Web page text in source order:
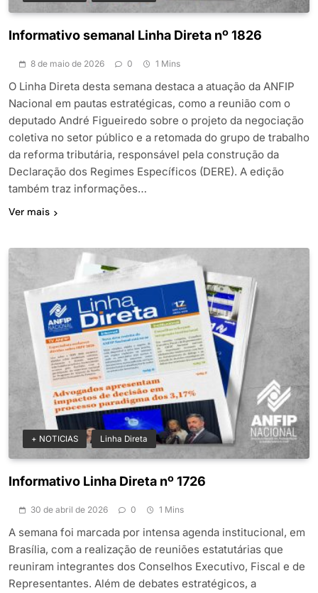
Informativo semanal Linha Direta nº 1826
8 de maio de 2026 0 1 Mins
O Linha Direta desta semana destaca a atuação da ANFIP
Nacional em pautas estratégicas, como a reunião com o
deputado André Figueiredo sobre o projeto da negociação
coletiva no setor público e a retomada do grupo de trabalho
da reforma tributária, responsável pela construção da
Declaração dos Regimes Específicos (DERE). A edição
também traz informações…
Ver mais
+ NOTICIAS Linha Direta
Informativo Linha Direta nº 1726
30 de abril de 2026 0 1 Mins
A semana foi marcada por intensa agenda institucional, em
Brasília, com a realização de reuniões estatutárias que
reuniram integrantes dos Conselhos Executivo, Fiscal e de
Representantes. Além de debates estratégicos, a